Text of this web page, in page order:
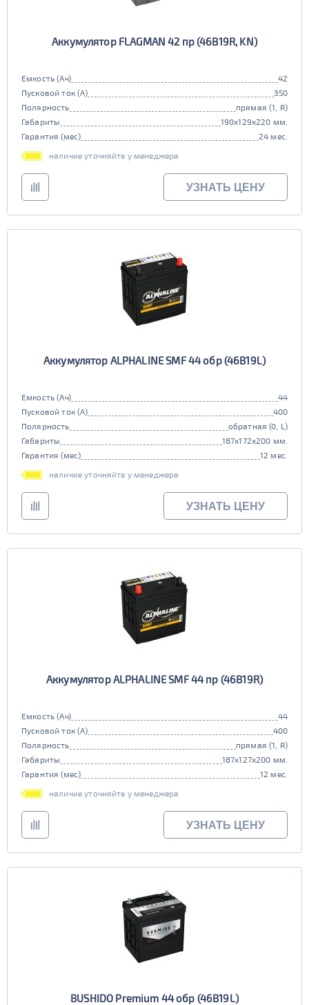
Аккумулятор FLAGMAN 42 пр (46B19R, KN)
Емкость (Ач)
42
Пусковой ток (А)
350
Полярность
прямая (1, R)
Габариты
190x129x220 мм.
Гарантия (мес)
24 мес.
наличие уточняйте у менеджера
УЗНАТЬ ЦЕНУ
Аккумулятор ALPHALINE SMF 44 обр (46B19L)
Емкость (Ач)
44
Пусковой ток (А)
400
Полярность
обратная (0, L)
Габариты
187x172x200 мм.
Гарантия (мес)
12 мес.
наличие уточняйте у менеджера
УЗНАТЬ ЦЕНУ
Аккумулятор ALPHALINE SMF 44 пр (46B19R)
Емкость (Ач)
44
Пусковой ток (А)
400
Полярность
прямая (1, R)
Габариты
187x127x200 мм.
Гарантия (мес)
12 мес.
наличие уточняйте у менеджера
УЗНАТЬ ЦЕНУ
BUSHIDO Premium 44 обр (46B19L)